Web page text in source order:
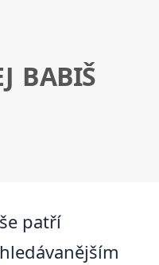
BABIŠ
patří